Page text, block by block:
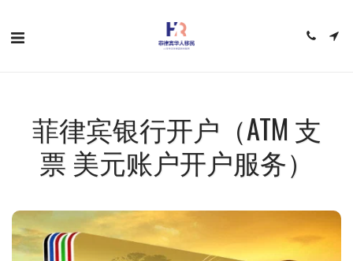
菲律宾银行开户（ATM 支
票 美元账户开户服务）